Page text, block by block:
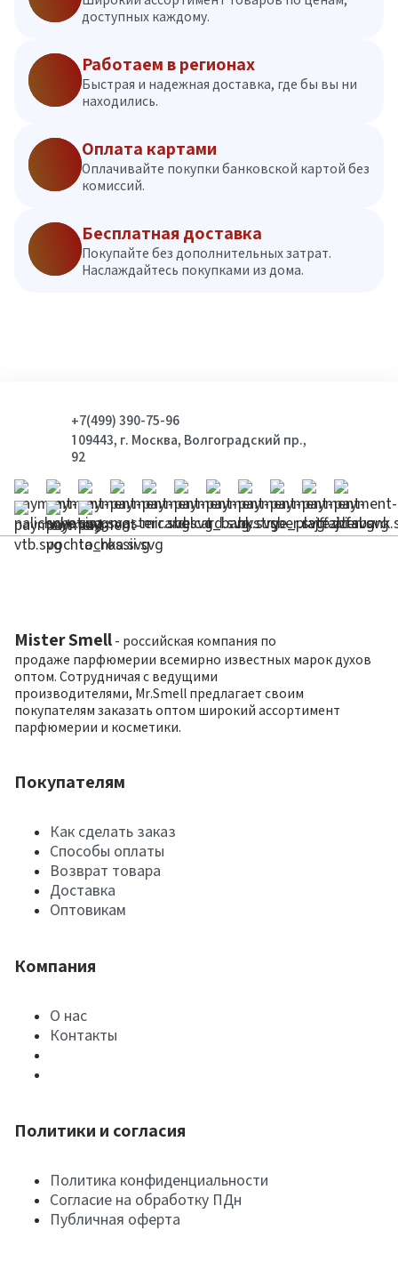
доступных каждому.
Работаем в регионах
Быстрая и надежная доставка, где бы вы ни
находились.
Оплата картами
Оплачивайте покупки банковской картой без
комиссий.
Бесплатная доставка
Покупайте без дополнительных затрат.
Наслаждайтесь покупками из дома.
+7(499) 390-75-96
109443, г. Москва, Волгоградский пр.,
92
Mister Smell - российская компания по
продаже парфюмерии всемирно известных марок духов
оптом. Сотрудничая с ведущими
производителями, Mr.Smell предлагает своим
покупателям заказать оптом широкий ассортимент
парфюмерии и косметики.
Покупателям
Как сделать заказ
Способы оплаты
Возврат товара
Доставка
Оптовикам
Компания
О нас
Контакты
Политики и согласия
Политика конфиденциальности
Согласие на обработку ПДн
Публичная оферта